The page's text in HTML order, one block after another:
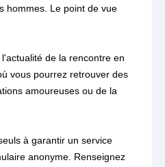
hommes. Le point de vue
de la rencontre en
vous pourrez retrouver des
amoureuses ou de la
à garantir un service
anonyme. Renseignez